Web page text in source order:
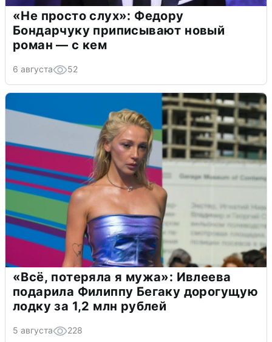
«Не просто слух»: Федору
Бондарчуку приписывают новый
роман — с кем
6 августа 52
«Всё, потеряла я мужа»: Ивлеева
подарила Филиппу Бегаку дорогущую
лодку за 1,2 млн рублей
5 августа 228